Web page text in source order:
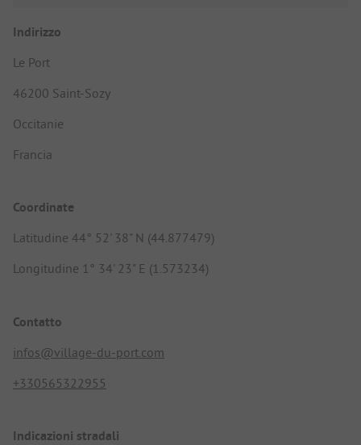
Indirizzo
Le Port
46200 Saint-Sozy
Occitanie
Francia
Coordinate
Latitudine 44° 52' 38" N (44.877479)
Longitudine 1° 34' 23" E (1.573234)
Contatto
infos@village-du-port.com
+330565322955
Indicazioni stradali